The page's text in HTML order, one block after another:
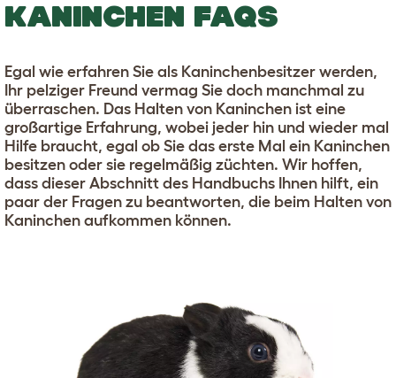
KANINCHEN FAQS
Egal wie erfahren Sie als Kaninchenbesitzer werden,
Ihr pelziger Freund vermag Sie doch manchmal zu
überraschen. Das Halten von Kaninchen ist eine
großartige Erfahrung, wobei jeder hin und wieder mal
Hilfe braucht, egal ob Sie das erste Mal ein Kaninchen
besitzen oder sie regelmäßig züchten. Wir hoffen,
dass dieser Abschnitt des Handbuchs Ihnen hilft, ein
paar der Fragen zu beantworten, die beim Halten von
Kaninchen aufkommen können.